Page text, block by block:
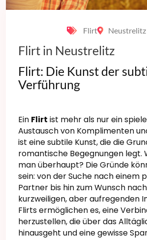
Flirt Neustrelitz
Flirt in Neustrelitz
Flirt: Die Kunst der
Verführung
Ein Flirt ist mehr als nur ein
Austausch von Komplimenten
ist eine subtile Kunst, die die
romantische Begegnungen legt.
man überhaupt? Die Gründe
sein: von der Suche nach einem
Partner bis hin zum Wunsch
kurzweiligen, aber aufregenden
Flirts ermöglichen es, eine
herzustellen, die über das
hinausgeht und eine gewisse